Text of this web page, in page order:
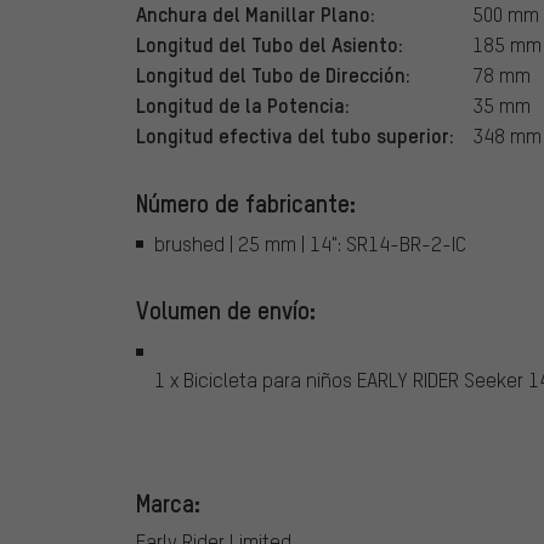
Anchura del Manillar Plano: 500 mm
Longitud del Tubo del Asiento: 185 mm
Longitud del Tubo de Dirección: 78 mm
Longitud de la Potencia: 35 mm
Longitud efectiva del tubo superior: 348 mm
Número de fabricante:
brushed | 25 mm | 14": SR14-BR-2-IC
Volumen de envío:
1 x Bicicleta para niños EARLY RIDER Seeker
Marca: